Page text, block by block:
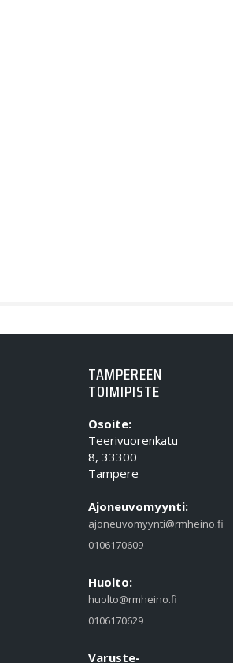
TAMPEREEN
TOIMIPISTE
Osoite:
Teerivuorenkatu
8, 33300
Tampere
Ajoneuvomyynti:
ajoneuvomyynti@rmheino.fi
0106170609
Huolto:
huolto@rmheino.fi
0106170629
Varuste-